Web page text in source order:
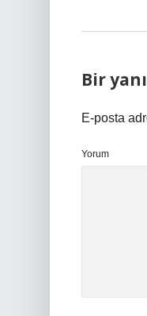
Bir
E-posta
Yorum